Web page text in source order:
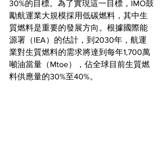
30%的目標。為了實現這一目標，IMO鼓
勵航運業大規模採用低碳燃料，其中生
質燃料是重要的發展方向。根據國際能
源署（IEA）的估計，到2030年，航運
業對生質燃料的需求將達到每年1,700萬
噸油當量（Mtoe），佔全球目前生質燃
料供應量的30%至40%。